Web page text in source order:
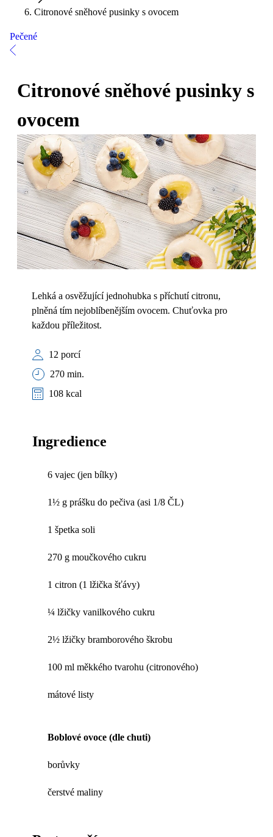
Citronové sněhové pusinky s ovocem
Pečené
Citronové sněhové pusinky s
ovocem
Lehká a osvěžující jednohubka s příchutí citronu,
plněná tím nejoblíbenějším ovocem. Chuťovka pro
každou příležitost.
12 porcí
270 min.
108 kcal
Ingredience
6 vajec (jen bílky)
1½ g prášku do pečiva (asi 1/8 ČL)
1 špetka soli
270 g moučkového cukru
1 citron (1 lžička šťávy)
¼ lžičky vanilkového cukru
2½ lžičky bramborového škrobu
100 ml měkkého tvarohu (citronového)
mátové listy
Boblové ovoce (dle chuti)
borůvky
čerstvé maliny